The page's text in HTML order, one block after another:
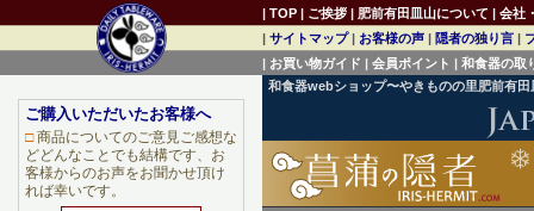
和食器webショップ〜やきものの里肥前有
ご購入いただいたお客様へ
□商品についてのご意見ご感想な
どどんなことでも結構です、お
客様からのお声をお聞かせ頂け
れば幸いです。
| TOP | ご挨拶 | 肥前有田皿山について | 会社
| サイトマップ| お客様の声 | 隠者の独り言 |
| お買い物ガイド | 会員ポイント | 和食器の取